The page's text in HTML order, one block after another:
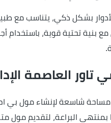
بشكل ذكي، يتناسب مع
بنية تحتية قوية، باستخدام
العاصمة
شاسعة لإنشاء مول بي ام
بمنتهى البراعة، لتقديم مول